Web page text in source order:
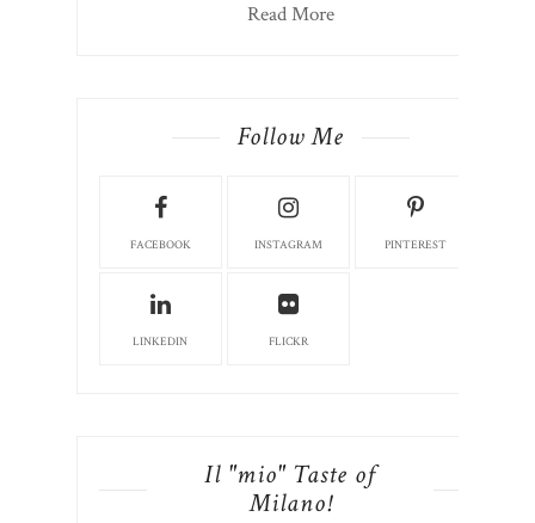
Read More
Follow Me
FACEBOOK INSTAGRAM PINTEREST
LINKEDIN FLICKR
Il "mio" Taste of
Milano!